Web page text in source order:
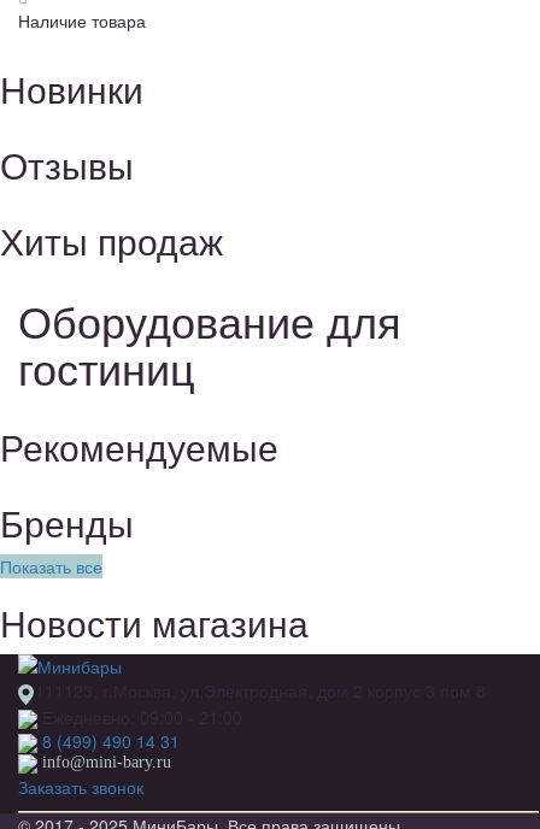
Наличие товара
Новинки
Отзывы
Хиты продаж
Оборудование для
гостиниц
Рекомендуемые
Бренды
Показать все
Новости магазина
8 (499) 490 14 31
info@mini-bary.ru
Заказать звонок